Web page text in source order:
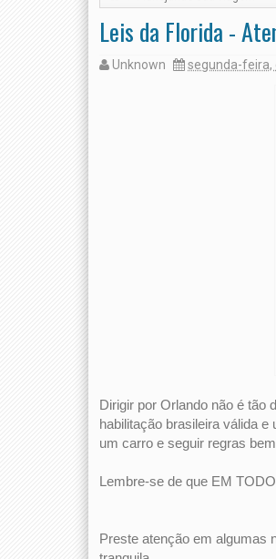
Leis da Florida -
Unknown segunda-feira,
Dirigir por Orlando não é tão
habilitação brasileira válida
um carro e seguir regras
Lembre-se de que EM
Preste atenção em algumas